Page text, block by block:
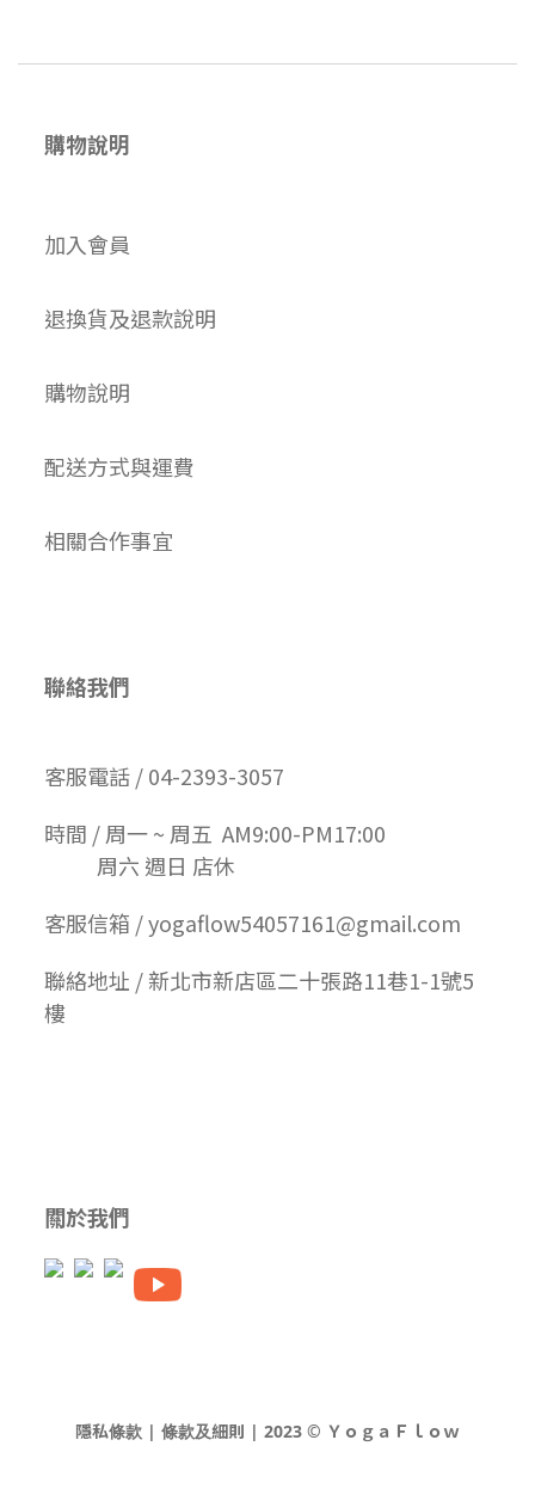
購物說明
加入會員
退換貨及退款說明
購物說明
配送方式與運費
相關合作事宜
聯絡我們
客服電話 / 04-2393-3057
時間 / 周一 ~ 周五 AM9:00-PM17:00
周六 週日 店休
客服信箱 / yogaflow54057161@gmail.com
聯絡地址 / 新北市新店區二十張路11巷1-1號5
樓
關於我們
隱私條款 | 條款及細則 | 2023 © ＹｏｇａＦｌｏｗ